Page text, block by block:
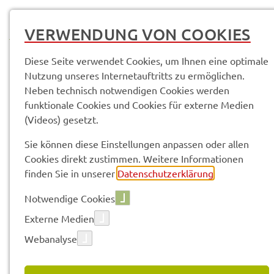
Service­leis­tun­gen & Infor­ma­tio­nen
Hoch­was­ser; Fest­set­zung von Über­schwem­mungs­ge­bie­ten
Vorle­sen
HOCH­WAS­SER; FEST­SET­ZUNG
VON ÜBER­SCHWEM­MUNGS­GE­
BIE­TEN
VERWENDUNG VON COOKIES
Diese Seite verwendet Cookies, um Ihnen eine optimale
Nutzung unseres Internetauftritts zu ermöglichen.
Neben technisch notwendigen Cookies werden
funktionale Cookies und Cookies für externe Medien
(Videos) gesetzt.
Sie können diese Einstellungen anpassen oder allen
Cookies direkt zustimmen. Weitere Informationen
finden Sie in unserer Datenschutzerklärung
Notwendige Cookies
Externe Medien
Webanalyse